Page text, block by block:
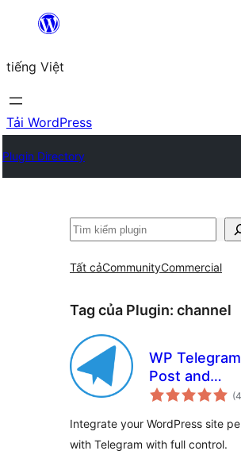
Chuyển
phần
nội
dung
tiếng Việt
Tải WordPress
Plugin Directory
Tìm
Tất cảCommunityCommercial
Tag của Plugin: channel
WP
Post and
Notifications)
Integrate your WordPress site
with Telegram with full control.